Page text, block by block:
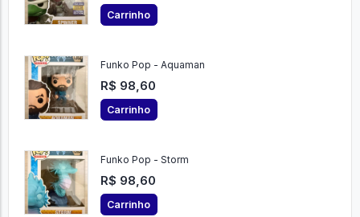
Carrinho
Funko Pop - Aquaman
R$ 98,60
Carrinho
Funko Pop - Storm
R$ 98,60
Carrinho